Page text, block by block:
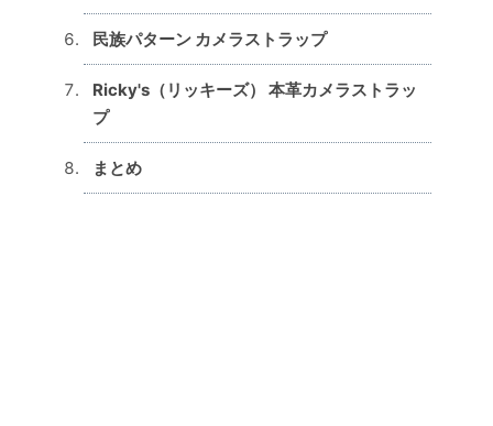
民族パターン カメラストラップ
Ricky's（リッキーズ） 本革カメラストラッ
プ
まとめ